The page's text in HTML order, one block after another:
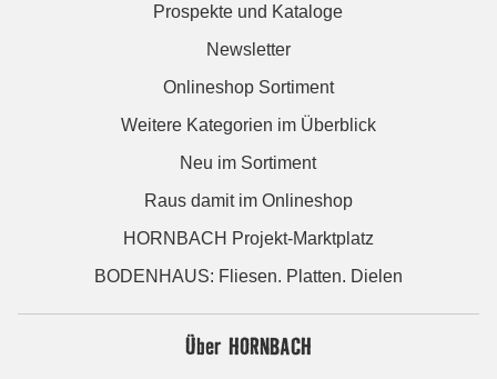
Prospekte und Kataloge
Newsletter
Onlineshop Sortiment
Weitere Kategorien im Überblick
Neu im Sortiment
Raus damit im Onlineshop
HORNBACH Projekt-Marktplatz
BODENHAUS: Fliesen. Platten. Dielen
Über HORNBACH